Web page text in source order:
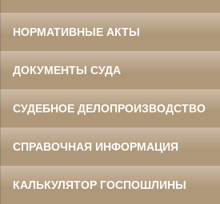
НОРМАТИВНЫЕ АКТЫ
ДОКУМЕНТЫ СУДА
СУДЕБНОЕ ДЕЛОПРОИЗВОДСТВО
СПРАВОЧНАЯ ИНФОРМАЦИЯ
КАЛЬКУЛЯТОР ГОСПОШЛИНЫ